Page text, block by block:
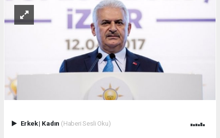
Erkek| Kadın (Haberi Sesli Oku)